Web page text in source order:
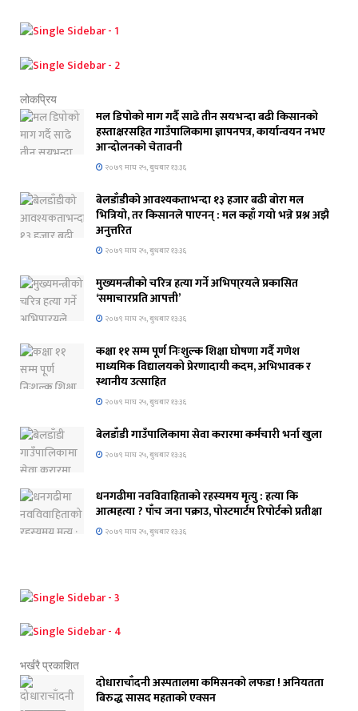
लोकप्रिय
मल डिपोको माग गर्दै साढे तीन सयभन्दा बढी किसानको
हस्ताक्षरसहित गाउँपालिकामा ज्ञापनपत्र, कार्यान्वयन नभए
आन्दोलनको चेतावनी
२०७९ माघ २५, बुधबार १३:३६
बेलडाँडीको आवश्यकताभन्दा १३ हजार बढी बोरा मल
भित्रियो, तर किसानले पाएनन् : मल कहाँ गयो भन्ने प्रश्न अझै
अनुत्तरित
२०७९ माघ २५, बुधबार १३:३६
मुख्यमन्त्रीको चरित्र हत्या गर्ने अभिपा्रयले प्रकासित
‘समाचारप्रति आपत्ती’
२०७९ माघ २५, बुधबार १३:३६
कक्षा ११ सम्म पूर्ण निःशुल्क शिक्षा घोषणा गर्दै गणेश
माध्यमिक विद्यालयको प्रेरणादायी कदम, अभिभावक र
स्थानीय उत्साहित
२०७९ माघ २५, बुधबार १३:३६
बेलडाँडी गाउँपालिकामा सेवा करारमा कर्मचारी भर्ना खुला
२०७९ माघ २५, बुधबार १३:३६
धनगढीमा नवविवाहिताको रहस्यमय मृत्यु : हत्या कि
आत्महत्या ? पाँच जना पक्राउ, पोस्टमार्टम रिपोर्टको प्रतीक्षा
२०७९ माघ २५, बुधबार १३:३६
भर्खरै प्रकाशित
दोधाराचाँदनी अस्पतालमा कमिसनको लफडा ! अनियतता
बिरुद्ध सासद महताको एक्सन